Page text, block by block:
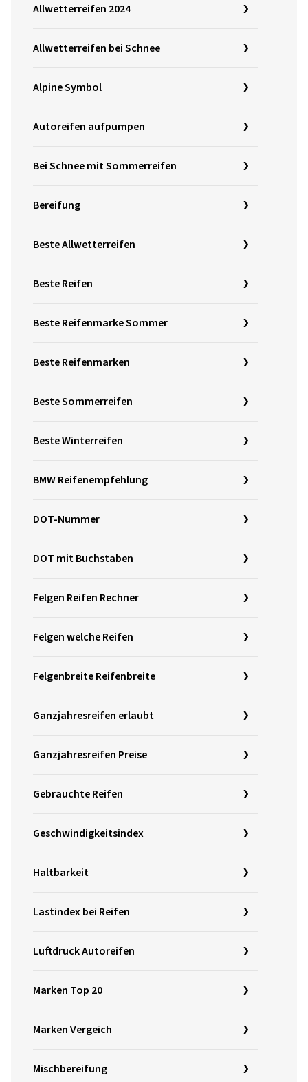
Allwetterreifen 2024
Allwetterreifen bei Schnee
Alpine Symbol
Autoreifen aufpumpen
Bei Schnee mit Sommerreifen
Bereifung
Beste Allwetterreifen
Beste Reifen
Beste Reifenmarke Sommer
Beste Reifenmarken
Beste Sommerreifen
Beste Winterreifen
BMW Reifenempfehlung
DOT-Nummer
DOT mit Buchstaben
Felgen Reifen Rechner
Felgen welche Reifen
Felgenbreite Reifenbreite
Ganzjahresreifen erlaubt
Ganzjahresreifen Preise
Gebrauchte Reifen
Geschwindigkeitsindex
Haltbarkeit
Lastindex bei Reifen
Luftdruck Autoreifen
Marken Top 20
Marken Vergeich
Mischbereifung